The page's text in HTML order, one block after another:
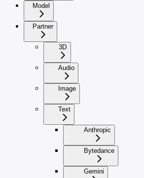
Model
Partner
3D
Audio
Image
Text
Anthropic
Bytedance
Gemini